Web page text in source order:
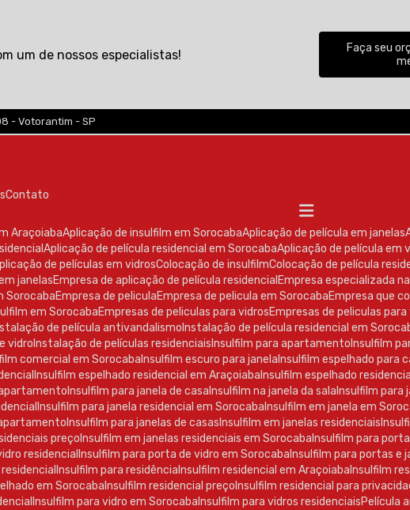
um de nossos especialistas!
Faça seu
- Votorantim - SP
Contato
Araçoiaba Aplicação de insulfilm em Sorocaba Aplicação de película em janelas
Aplicação de película residencial em Sorocaba Aplicação de película em
Aplicação de películas em vidros Colocação de insulfilm Colocação de película
janelas Empresa de aplicação de película residencial Empresa especializada
Sorocaba Empresa de pelicula Empresa de pelicula em Sorocaba Empresa que
em Sorocaba Empresas de peliculas para vidros Empresas de peliculas
de película antivandalismo Instalação de película residencial em
vidro Instalação de películas residenciais Insulfilm para apartamento Insulfilm
comercial em Sorocaba Insulfilm escuro para janela Insulfilm espelhado para
Insulfilm espelhado residencial em Araçoiaba Insulfilm espelhado
Insulfilm para janela de casa Insulfilm na janela da sala Insulfilm para
Insulfilm para janela residencial em Sorocaba Insulfilm em janela em
Insulfilm para janelas de casas Insulfilm em janelas residenciais
preço Insulfilm em janelas residenciais em Sorocaba Insulfilm para
residencial Insulfilm para porta de vidro em Sorocaba Insulfilm para portas e
Insulfilm para residência Insulfilm residencial em Araçoiaba Insulfilm
em Sorocaba Insulfilm residencial preço Insulfilm residencial para
Insulfilm para vidro em Sorocaba Insulfilm para vidros residenciais Película